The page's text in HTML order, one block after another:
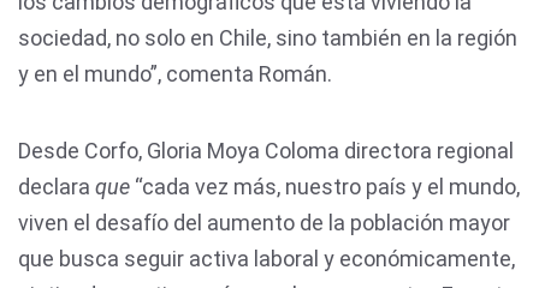
sociedad, no solo en Chile, sino también en la región
y en el mundo”, comenta Román.
Desde Corfo, Gloria Moya Coloma directora regional
declara que “cada vez más, nuestro país y el mundo,
viven el desafío del aumento de la población mayor
que busca seguir activa laboral y económicamente,